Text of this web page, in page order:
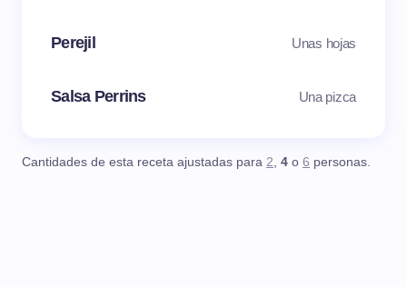
Perejil Unas hojas
Salsa Perrins Una pizca
Cantidades de esta receta ajustadas para 2, 4 o 6 personas.